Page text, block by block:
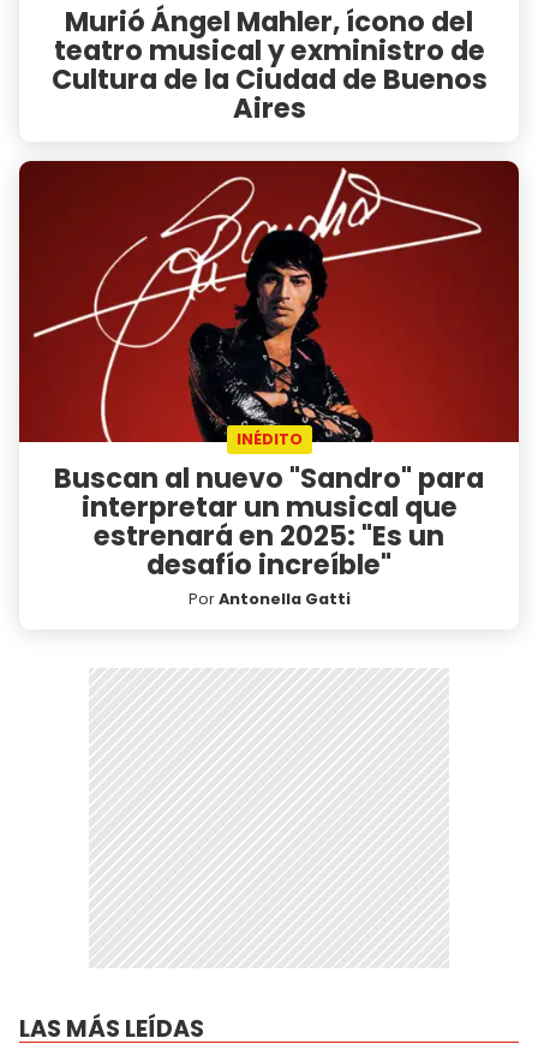
Murió Ángel Mahler, ícono del
teatro musical y exministro de
Cultura de la Ciudad de Buenos
Aires
INÉDITO
Buscan al nuevo "Sandro" para
interpretar un musical que
estrenará en 2025: "Es un
desafío increíble"
PorAntonella Gatti
LAS MÁS LEÍDAS